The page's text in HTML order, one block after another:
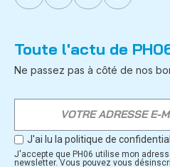
Toute l'actu de
Ne passez pas à côté de nos
J'ai lu la politique de
J'accepte que PH06 utilise mon
newsletter. Vous pouvez vous